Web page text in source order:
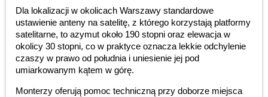
Dla lokalizacji w okolicach Warszawy standardowe
ustawienie anteny na satelitę, z którego korzystają platformy
satelitarne, to azymut około 190 stopni oraz elewacja w
okolicy 30 stopni, co w praktyce oznacza lekkie odchylenie
czaszy w prawo od południa i uniesienie jej pod
umiarkowanym kątem w górę.
Monterzy oferują pomoc techniczną przy doborze miejsca